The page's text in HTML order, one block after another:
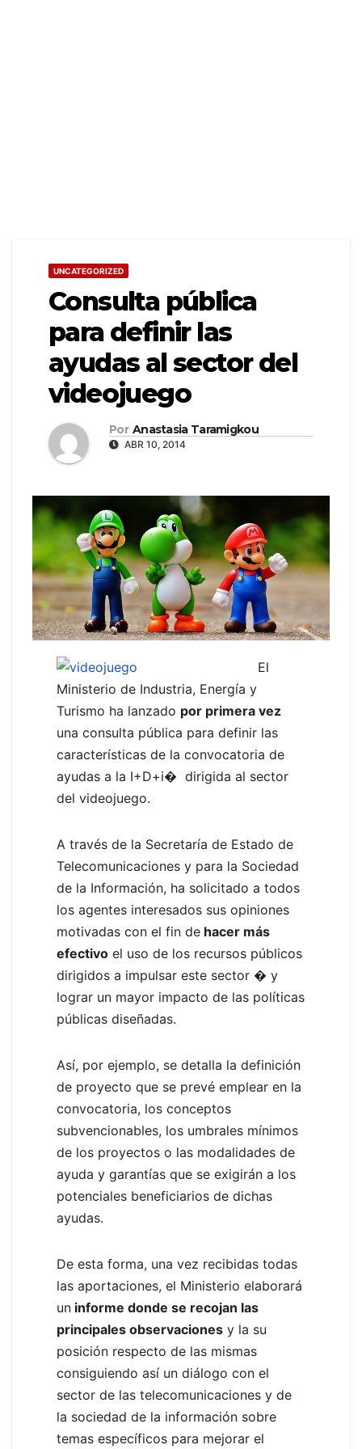
UNCATEGORIZED
Consulta pública
para definir las
ayudas al sector del
videojuego
Por Anastasia Taramigkou
ABR 10, 2014
El
Ministerio de Industria, Energía y
Turismo ha lanzado por primera vez
una consulta pública para definir las
características de la convocatoria de
ayudas a la I+D+i� dirigida al sector
del videojuego.
A través de la Secretaría de Estado de
Telecomunicaciones y para la Sociedad
de la Información, ha solicitado a todos
los agentes interesados sus opiniones
motivadas con el fin de hacer más
efectivo el uso de los recursos públicos
dirigidos a impulsar este sector � y
lograr un mayor impacto de las políticas
públicas diseñadas.
Así, por ejemplo, se detalla la definición
de proyecto que se prevé emplear en la
convocatoria, los conceptos
subvencionables, los umbrales mínimos
de los proyectos o las modalidades de
ayuda y garantías que se exigirán a los
potenciales beneficiarios de dichas
ayudas.
De esta forma, una vez recibidas todas
las aportaciones, el Ministerio elaborará
un informe donde se recojan las
principales observaciones y la su
posición respecto de las mismas
consiguiendo así un diálogo con el
sector de las telecomunicaciones y de
la sociedad de la información sobre
temas específicos para mejorar el